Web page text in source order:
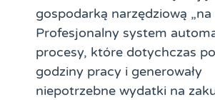
gospodarką narzędziową „na
Profesjonalny system
procesy, które dotychczas
godziny pracy i generowały
niepotrzebne wydatki na